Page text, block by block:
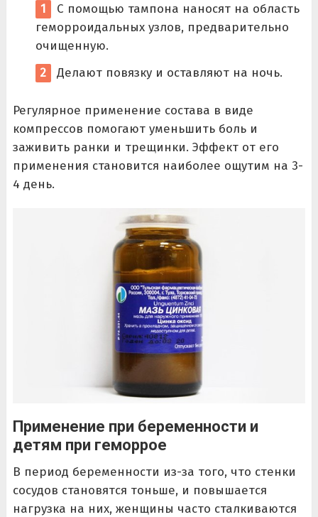
С помощью тампона наносят на область
геморроидальных узлов, предварительно
очищенную.
Делают повязку и оставляют на ночь.
Регулярное применение состава в виде
компрессов помогают уменьшить боль и
заживить ранки и трещинки. Эффект от его
применения становится наиболее ощутим на 3-
4 день.
Применение при беременности и
детям при геморрое
В период беременности из-за того, что стенки
сосудов становятся тоньше, и повышается
нагрузка на них, женщины часто сталкиваются